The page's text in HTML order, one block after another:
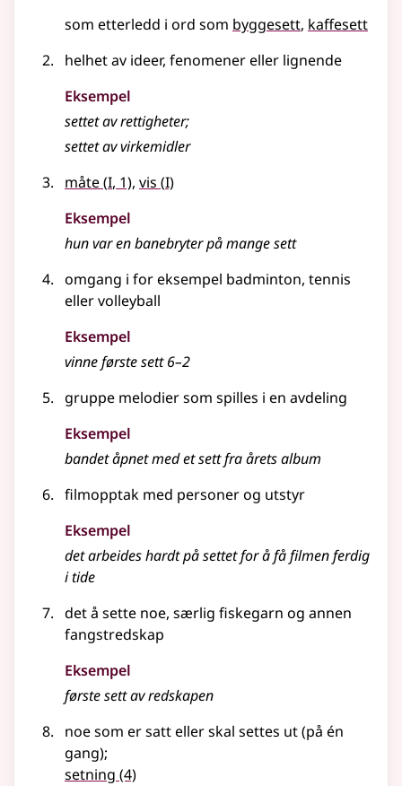
som etterledd i ord som byggesett kaffesett
helhet av ideer, fenomener eller lignende
Eksempel
settet av rettigheter;
settet av virkemidler
måte(1
I, 1), vis (1
I)
Eksempel
hun var en banebryter på mange sett
omgang i for eksempel badminton, tennis
eller volleyball
Eksempel
vinne førstesett6–2
gruppe melodier som spilles i en avdeling
Eksempel
bandet åpnet med etsettfra årets album
filmopptak med personer og utstyr
Eksempel
det arbeides hardt påsettetfor å få filmen ferdig
i tide
det å sette noe, særlig fiskegarn og annen
fangstredskap
Eksempel
førstesettav redskapen
noe som er satt eller skal settes ut (på én
gang);
setning (4)